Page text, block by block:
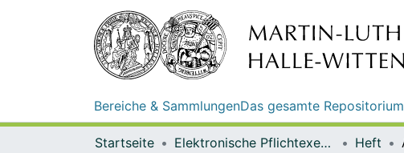
Bereiche & SammlungenDas gesamte Repositorium
Startseite Elektronische Pflichtexemplare Heft